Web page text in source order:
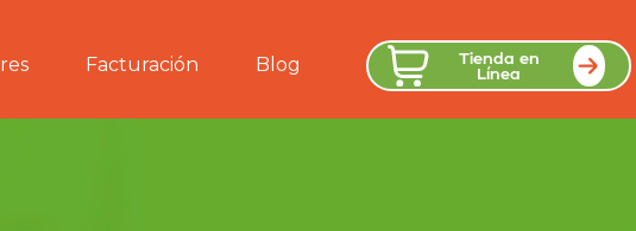
Facturación Blog Tienda en
Línea